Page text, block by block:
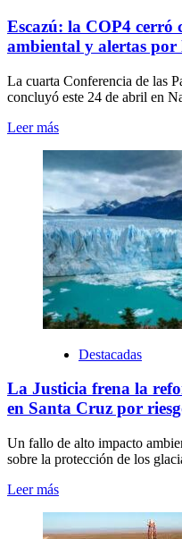
Escazú: la COP4 cerró
ambiental y alertas por
La cuarta Conferencia de las
concluyó este 24 de abril en
Leer más
Destacadas
La Justicia frena la
en Santa Cruz por
Un fallo de alto impacto
sobre la protección de los
Leer más